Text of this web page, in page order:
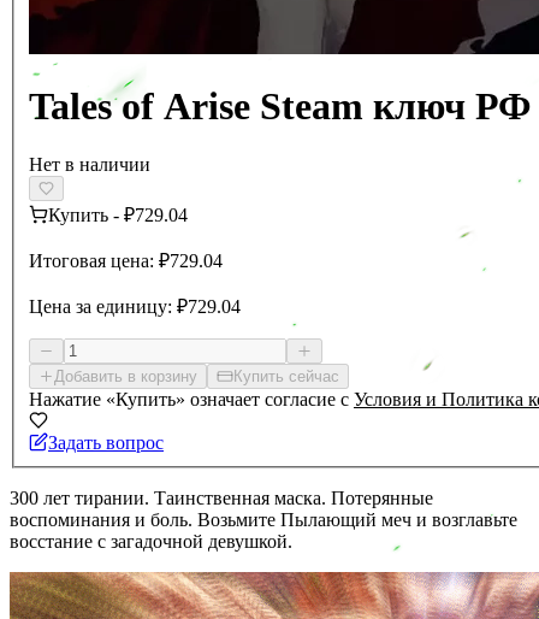
Tales of Arise Steam ключ
Нет в наличии
Купить - ₽729.04
Итоговая цена: ₽729.04
Цена за единицу: ₽729.04
Добавить в корзину Купить сейчас
Нажатие «Купить» означает согласие с Условия и Политика
Задать вопрос
300 лет тирании. Таинственная маска. Потерянные
воспоминания и боль. Возьмите Пылающий меч и возглавьте
восстание с загадочной девушкой.